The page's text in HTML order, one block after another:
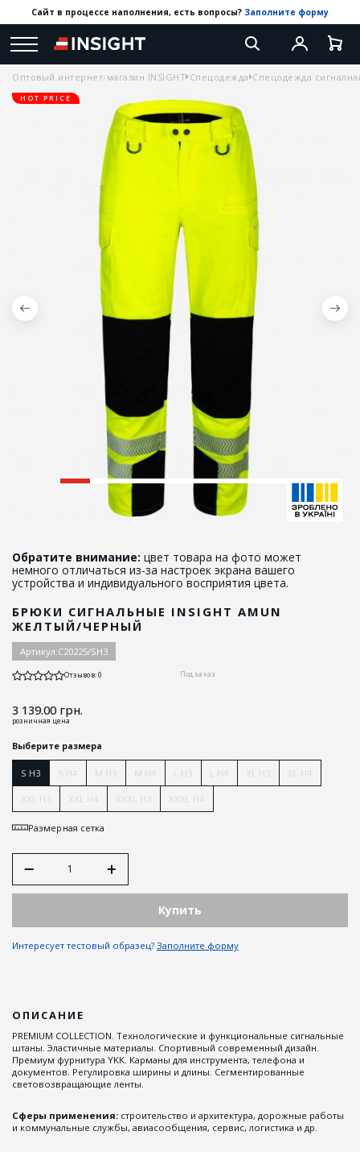
Сайт в процессе наполнения, есть вопросы? Заполните форму
Оптовый интернет-магазин INSIGHT Спецодежда Спецодежда
HOT PRICE
Обратите внимание: цвет товара на фото может
немного отличаться из-за настроек экрана вашего
устройства и индивидуального восприятия цвета.
БРЮКИ СИГНАЛЬНЫЕ INSIGHT AMUN
ЖЕЛТЫЙ/ЧЕРНЫЙ
Артикул:C20225/SH3
Отзывов: 0 Под заказ
3 139.00грн.
розничная цена
Выберите размера
S H3 S H4 M H3 M H4 L H3 L H4 XL H3 XL H4
XXL H3 XXL H4 XXXL H3 XXXL H4
Размерная сетка
Купить
Интересует тестовый образец? Заполните форму
ОПИСАНИЕ
PREMIUM COLLECTION. Технологические и функциональные сигнальные
штаны. Эластичные материалы. Спортивный современный дизайн.
Премиум фурнитура YKK. Карманы для инструмента, телефона и
документов. Регулировка ширины и длины. Сегментированные
световозвращающие ленты.
Сферы применения: строительство и архитектура, дорожные работы
и коммунальные службы, авиасообщения, сервис, логистика и др.